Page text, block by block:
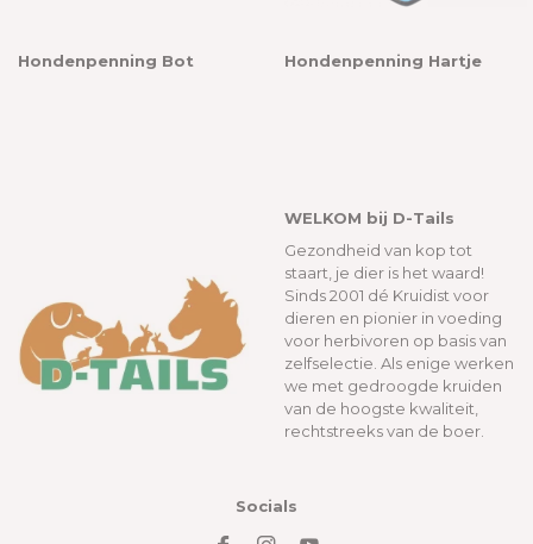
Hondenpenning Bot Hondenpenning Hartje
WELKOM bij D-Tails
Gezondheid van kop tot
staart, je dier is het waard!
Sinds 2001 dé Kruidist voor
dieren en pionier in voeding
voor herbivoren op basis van
zelfselectie. Als enige werken
we met gedroogde kruiden
van de hoogste kwaliteit,
rechtstreeks van de boer.
Socials